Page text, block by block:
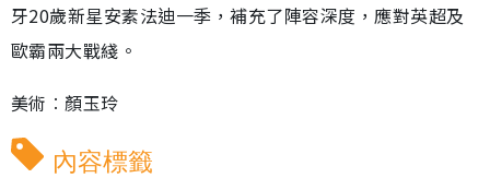
牙20歲新星安素法迪一季，補充了陣容深度，應對英超及
歐霸兩大戰綫。
美術︰顏玉玲
內容標籤